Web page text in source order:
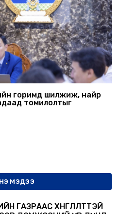
горимд шилжиж, найр
томилолтыг
МЭДЭЭ
ГАЗРААС ХӨНГӨЛӨЛТТЭЙ